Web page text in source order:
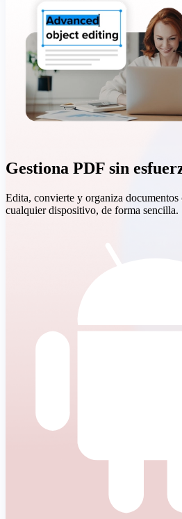
Gestiona PDF sin
Edita, convierte y organiza documentos
cualquier dispositivo, de forma sencilla.